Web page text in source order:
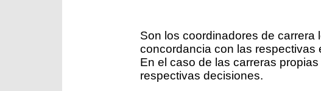
Son los coordinadores de
concordancia con las
En el caso de las carreras
respectivas decisiones.